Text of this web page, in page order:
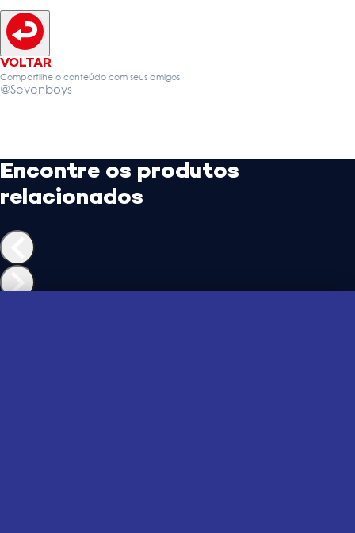
VOLTAR
Compartilhe o conteúdo com seus amigos
@Sevenboys
Encontre os produtos
relacionados